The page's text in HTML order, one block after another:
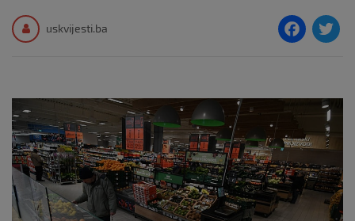
uskvijesti.ba
F
e
b
o
o
k